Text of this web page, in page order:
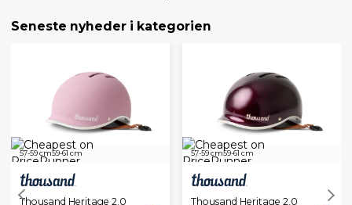
Seneste nyheder i kategorien
57-59 cm59-61 cm
Thousand Heritage 2.0
57-59 cm59-61 cm
Thousand Heritage 2.0